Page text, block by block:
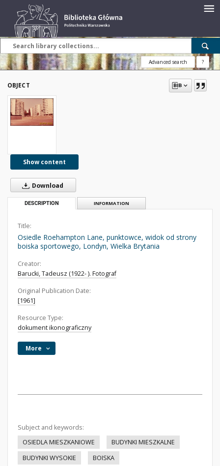
Advanced search ?
OBJECT
Show content
Download
DESCRIPTION INFORMATION
Title:
Osiedle Roehampton Lane, punktowce, widok od strony
boiska sportowego, Londyn, Wielka Brytania
Creator:
Barucki, Tadeusz (1922- ). Fotograf
Original Publication Date:
[1961]
Resource Type:
dokument ikonograficzny
More
Subject and keywords:
OSIEDLA MIESZKANIOWE
BUDYNKI MIESZKALNE
BUDYNKI WYSOKIE
BOISKA